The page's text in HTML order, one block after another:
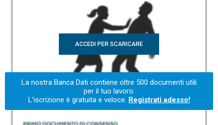
ACCEDI PER SCARICARE
La nostra Banca Dati contiene oltre 500 documenti utili
per il tuo lavoro.
L’iscrizione è gratuita e veloce. Registrati adesso!